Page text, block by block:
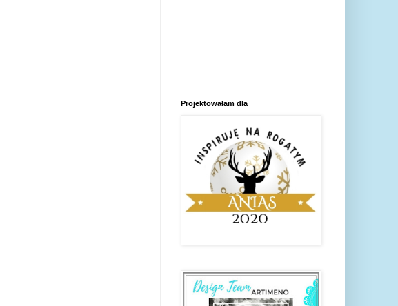
Projektowałam dla